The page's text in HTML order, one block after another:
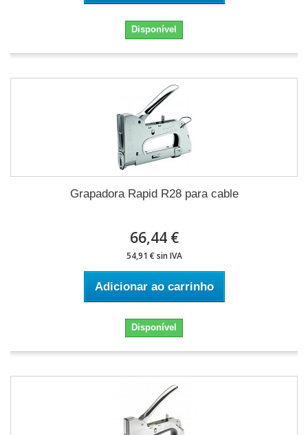
Disponível
Grapadora Rapid R28 para cable
66,44 €
54,91 € sin IVA
Adicionar ao carrinho
Disponível